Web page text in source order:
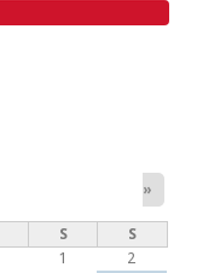
»
S
S
1
2